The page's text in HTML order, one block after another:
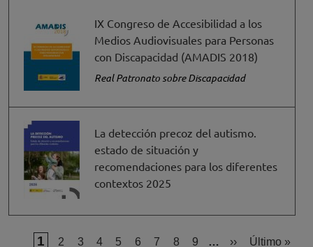
IX Congreso de Accesibilidad a los
Medios Audiovisuales para Personas
con Discapacidad (AMADIS 2018)
Real Patronato sobre Discapacidad
La detección precoz del autismo.
estado de situación y
recomendaciones para los diferentes
contextos 2025
Página actual
1 Página
2 Página
3 Página
4 Página
5 Página
6 Página
7 Página
8 Página
9 … Siguiente página
›› Última
Último »